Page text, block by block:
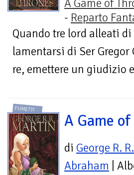
A Game of
- Reparto
Quando tre lord alleati
lamentarsi di Ser
re, emettere un giudizio
FUMETTI
A Game
di George R.
Abraham |